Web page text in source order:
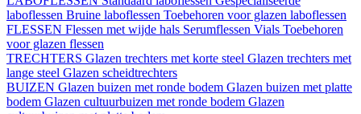
laboflessen Bruine laboflessen Toebehoren voor glazen laboflessen
FLESSEN Flessen met wijde hals Serumflessen Vials Toebehoren
voor glazen flessen
TRECHTERS Glazen trechters met korte steel Glazen trechters met
lange steel Glazen scheidtrechters
BUIZEN Glazen buizen met ronde bodem Glazen buizen met platte
bodem Glazen cultuurbuizen met ronde bodem Glazen